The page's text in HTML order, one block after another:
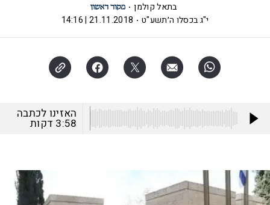
בתאל קולמן
י"ג בכסלו ה׳תשע"ט
21.11.2018 | 14:16
האזינו לכתבה
3:58 דקות